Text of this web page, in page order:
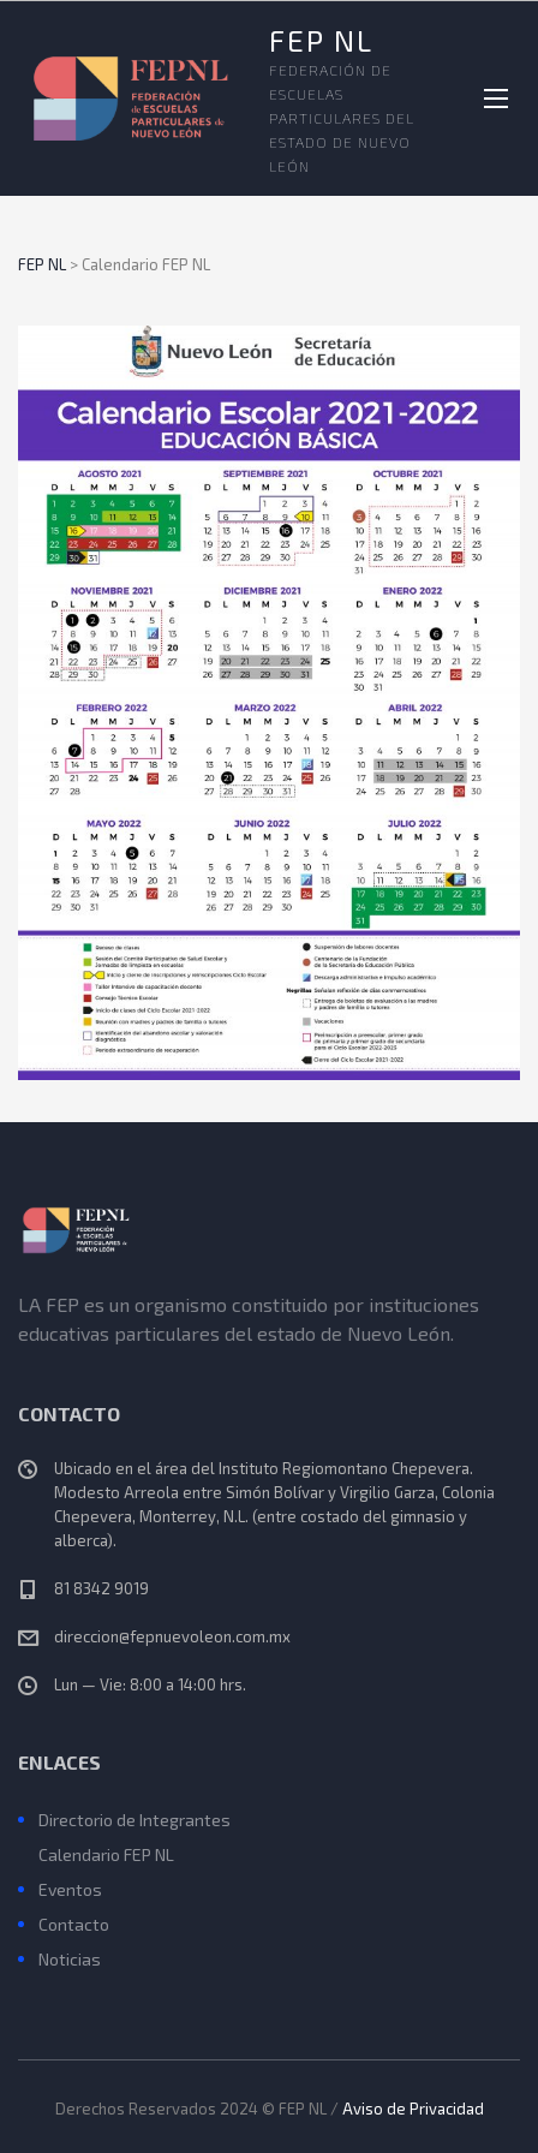
FEP NL
FEDERACIÓN DE
ESCUELAS
PARTICULARES DEL
ESTADO DE NUEVO
LEÓN
FEP NL > Calendario FEP NL
LA FEP es un organismo constituido por instituciones
educativas particulares del estado de Nuevo León.
CONTACTO
Ubicado en el área del Instituto Regiomontano Chepevera.
Modesto Arreola entre Simón Bolívar y Virgilio Garza, Colonia
Chepevera, Monterrey, N.L. (entre costado del gimnasio y
alberca).
81 8342 9019
direccion@fepnuevoleon.com.mx
Lun — Vie: 8:00 a 14:00 hrs.
ENLACES
Directorio de Integrantes
Calendario FEP NL
Eventos
Contacto
Noticias
Derechos Reservados 2024 © FEP NL / Aviso de Privacidad